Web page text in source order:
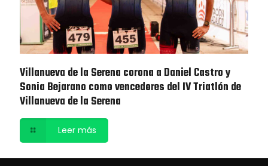
Villanueva de la Serena corona a Daniel Castro y
Sonia Bejarano como vencedores del IV Triatlón de
Villanueva de la Serena
Leer más